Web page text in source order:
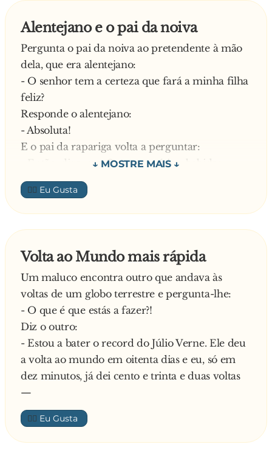
Alentejano e o pai da noiva
Pergunta o pai da noiva ao pretendente à mão
dela, que era alentejano:
- O senhor tem a certeza que fará a minha filha
feliz?
Responde o alentejano:
- Absoluta!
E o pai da rapariga volta a perguntar:
- Então, diga-me. Quanto a vícios: bebidas
alcoólicas, tabaco e similares, jogos de azar,
noitadas?
Responde o alentejano:
- De manêra ninhuma!
- Considera-se, então, um homem sem defeitos,
não é verdade?
Diz o alentejano:
- Bem, sem defeitos, não é bem assim
Pergunta o pai dela:
- Ah, é?! Então, se tem algum diga-me já qual é…
Responde pretendente:
- É que sou muita mentiroso!
—
👍🏼
Volta ao Mundo mais rápida
Um maluco encontra outro que andava às
voltas de um globo terrestre e pergunta-lhe:
- O que é que estás a fazer?!
Diz o outro:
- Estou a bater o record do Júlio Verne. Ele deu
a volta ao mundo em oitenta dias e eu, só em
dez minutos, já dei cento e trinta e duas voltas
—
👍🏼